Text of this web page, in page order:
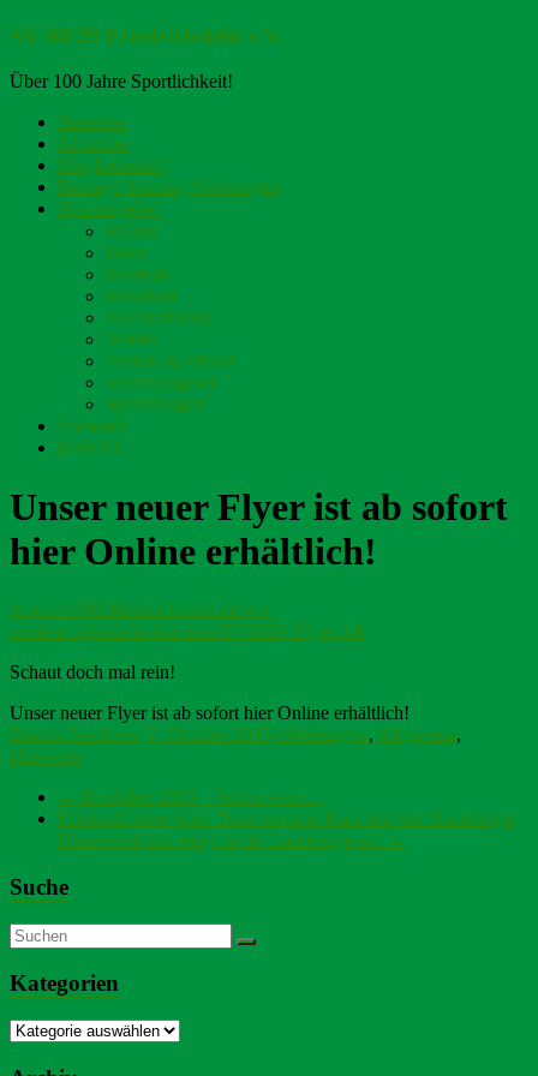
Zum
springen
SV 08/29 Friedrichsfeld e.V.
Über 100 Jahre Sportlichkeit!
Menü
Startseite
Aktuelles
Mitgliedschaft
Beiträge Satzung Ordnungen
Sportangebot
Billard
Budo
Fussball
Handball
Leichtathletik
Tennis
Turnen & Fitness
Vereinsjugend
Sportanlagen
Vorstand
Kontakt
Unser neuer Flyer ist ab sofort
hier Online erhältlich!
https://sv0829friedrichsfeld.de/wp-
content/uploads/dokumente/SV0829_Flyer.pdf
Schaut doch mal rein!
Unser neuer Flyer ist ab sofort hier Online erhältlich!
Bastian Isselhorst 7. Oktober 2015 Abteilungen, Allgemein,
Hinweise
← Heidefest 2015 – Schön wars…
Friedrichfelder Judo-Team erreicht Platz drei der Bezirksliga
Düsseldorf und steigt in die Landesliga auf →
Suche
Kategorien
Kategorien